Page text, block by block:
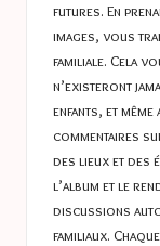
futures. En
images, vous
familiale. Cela
n’existeront
enfants, et
commentaires
des lieux et des
l’album et le
discussions
familiaux.